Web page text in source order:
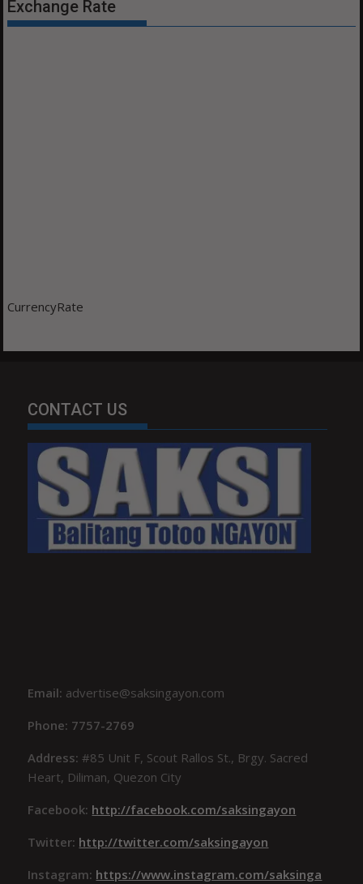
Exchange Rate
CurrencyRate
CONTACT US
Email: advertise@saksingayon.com
Phone: 7757-2769
Address:#85 Unit F, Scout Rallos St., Brgy. Sacred
Heart, Diliman, Quezon City
Facebook: http://facebook.com/saksingayon
Twitter: http://twitter.com/saksingayon
Instagram: https://www.instagram.com/saksinga